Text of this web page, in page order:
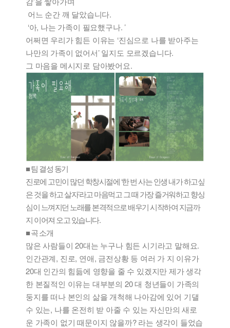
어느 순간 깨 달았습니다.
‘아, 나는 가족이 필요했구나. ’
어쩌면 우리가 힘든 이유는 ‘진심으로 나를 받아주는
나만의 가족이 없어서’ 일지도 모르겠습니다.
그 마음을 메시지로 담아봤어요.
■ 팀 결성 동기
진로에 고민이 많던 학창시절에 ‘한 번 사는 인생 내가 하고싶
은 것을 하고 살자’라고 마음먹고 그 때 가장 즐거워하고 향상
심이 느껴지던 노래를 본격적으로 배우기 시작하여 지금까
지 이어져 오고 있습니다.
■ 곡 소개
많은 사람들이 20대는 누구나 힘든 시기라고 말해요.
인간관계, 진로, 연애, 금전상황 등 여러 가 지 이유가
20대 인간의 힘듦에 영향을 줄 수 있겠지만 제가 생각
한 본질적인 이유는 대부분의 20 대 청년들이 가족의
둥지를 떠나 본인의 삶을 개척해 나아감에 있어 기댈
수 있는, 나를 온전히 받 아줄 수 있는 자신만의 새로
운 가족이 없기 때문이지 않을까? 라는 생각이 들었습